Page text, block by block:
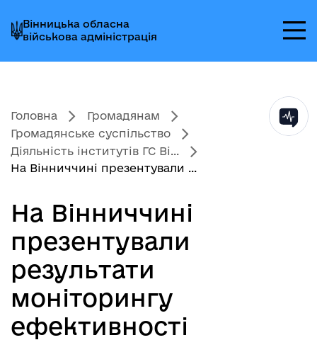
до
головного
меню
до
головного
вмісту
до
головного
колонтитула
Вінницька обласна
військова адміністрація
Головна
Громадянам
Громадянське суспільство
Діяльність інститутів ГС Ві...
На Вінниччині презентували ...
На Вінниччині
презентували
результати
моніторингу
ефективності